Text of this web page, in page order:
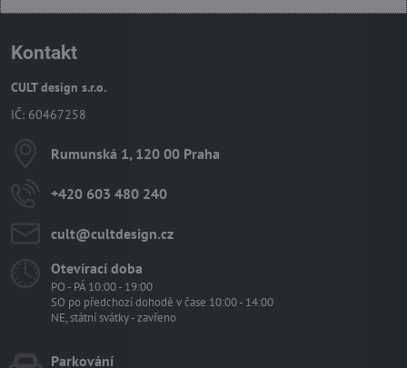
Kontakt
CULT design s.r.o.
IČ: 60467258
Rumunská 1, 120 00 Praha
+420 603 480 240
cult​@cultdesign​.cz
Otevírací doba
PO - PÁ 10:00 - 19:00
SO po předchozí dohodě v čase 10:00 - 14:00
NE, státní svátky - zavřeno
Parkování